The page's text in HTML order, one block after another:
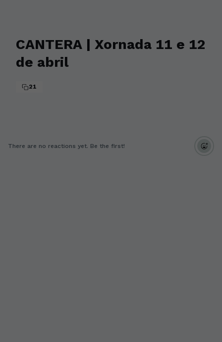
CANTERA | Xornada 11 e 12
de abril
21
There are no reactions yet. Be the first!